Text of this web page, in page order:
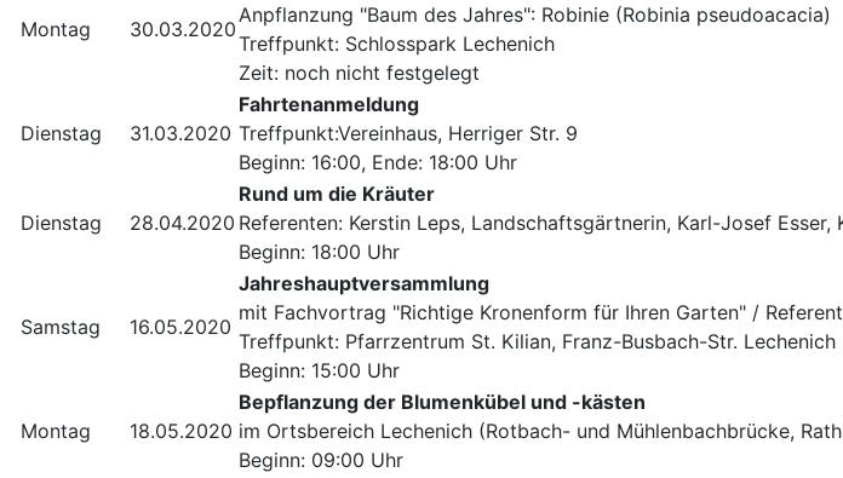
Montag 30.03.2020
Anpflanzung "Baum des Jahres": Robinie (Robinia pseudoacacia)
Treffpunkt: Schlosspark Lechenich
Zeit: noch nicht festgelegt
Dienstag 31.03.2020
Fahrtenanmeldung
Treffpunkt:Vereinhaus, Herriger Str. 9
Beginn: 16:00, Ende: 18:00 Uhr
Dienstag 28.04.2020
Rund um die Kräuter
Referenten: Kerstin Leps, Landschaftsgärtnerin, Karl-Josef Esser,
Beginn: 18:00 Uhr
Samstag 16.05.2020
Jahreshauptversammlung
mit Fachvortrag "Richtige Kronenform für Ihren Garten" /
Treffpunkt: Pfarrzentrum St. Kilian, Franz-Busbach-Str. Lechenich
Beginn: 15:00 Uhr
Montag 18.05.2020
Bepflanzung der Blumenkübel und -kästen
im Ortsbereich Lechenich (Rotbach- und Mühlenbachbrücke,
Beginn: 09:00 Uhr